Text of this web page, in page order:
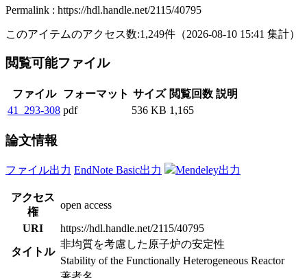
Permalink : https://hdl.handle.net/2115/40795
このアイテムのアクセス数:1,249件 （2026-08-10 15:41 集計）
閲覧可能ファイル
ファイル フォーマット サイズ 閲覧回数 説明
41_293-308 pdf 536 KB 1,165
論文情報
ファイル出力 EndNote Basic出力 Mendeley出力
アクセス
権
open access
URI
https://hdl.handle.net/2115/40795
タイトル
非均質を考慮した原子炉の安定性
Stability of the Functionally Heterogeneous Reactor